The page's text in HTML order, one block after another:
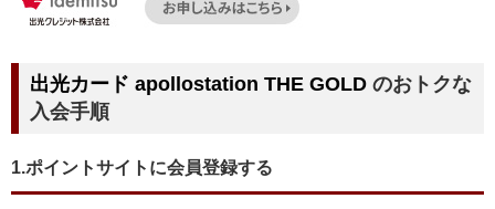
出光カード apollostation THE GOLD のおトクな
入会手順
1.ポイントサイトに会員登録する